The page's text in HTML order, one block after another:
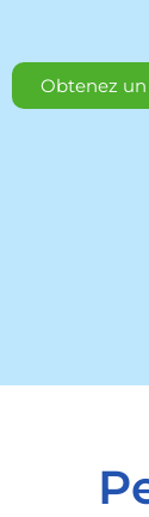
Obtenez